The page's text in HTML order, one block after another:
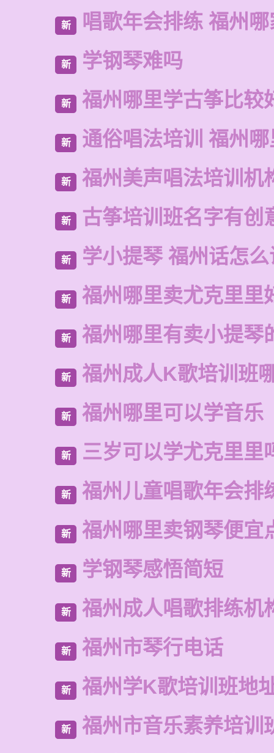
新 唱歌年会排练 福州
新 学钢琴难吗
新 福州哪里学古筝比较
新 通俗唱法培训 福州
新 福州美声唱法培训机
新 古筝培训班名字有创
新 学小提琴 福州话怎
新 福州哪里卖尤克里里
新 福州哪里有卖小提琴
新 福州成人K歌培训班
新 福州哪里可以学音乐
新 三岁可以学尤克里里
新 福州儿童唱歌年会排
新 福州哪里卖钢琴便宜
新 学钢琴感悟简短
新 福州成人唱歌排练机
新 福州市琴行电话
新 福州学K歌培训班地
新 福州市音乐素养培训